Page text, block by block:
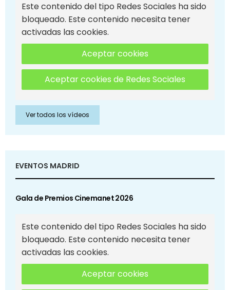
Este contenido del tipo Redes Sociales ha sido
bloqueado. Este contenido necesita tener
activadas las cookies.
Aceptar cookies
Aceptar cookies de Redes Sociales
Ver todos los vídeos
EVENTOS MADRID
Gala de Premios Cinemanet 2026
Este contenido del tipo Redes Sociales ha sido
bloqueado. Este contenido necesita tener
activadas las cookies.
Aceptar cookies